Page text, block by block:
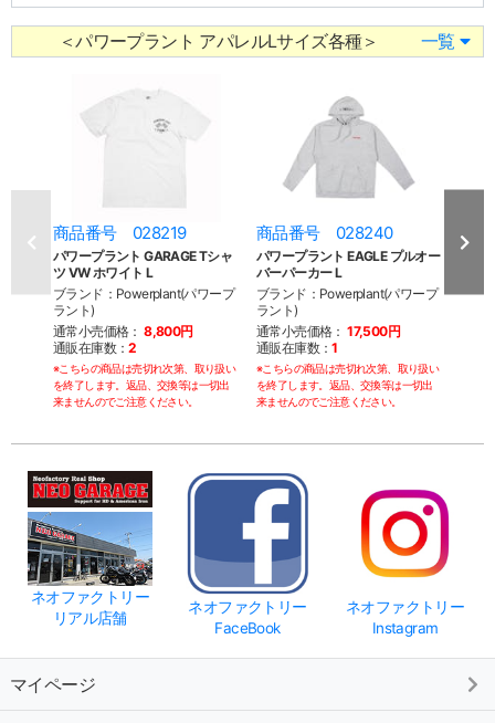
＜パワープラント アパレルLサイズ各種＞ 一覧
商品番号 028219
パワープラント GARAGE Tシャ
ツ VW ホワイト L
ブランド：Powerplant(パワープ
ラント)
通常小売価格： 8,800円
通販在庫数：2
※こちらの商品は売切れ次第、取り扱い
を終了します。返品、交換等は一切出
来ませんのでご注意ください。
商品番号 028240
パワープラント EAGLE プルオー
バーパーカー L
ブランド：Powerplant(パワープ
ラント)
通常小売価格： 17,500円
通販在庫数：1
※こちらの商品は売切れ次第、取り扱い
を終了します。返品、交換等は一切出
来ませんのでご注意ください。
商
ブラ
ネオファクトリー
リアル店舗
ネオファクトリー
FaceBook
ネオファクトリー
Instagram
マイページ